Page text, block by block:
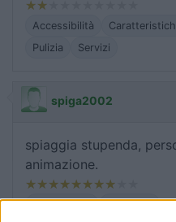
Accessibilità
Pulizia
Servizi
spiga2002
spiaggia stupenda,
animazione.
Accoglienza Posizione